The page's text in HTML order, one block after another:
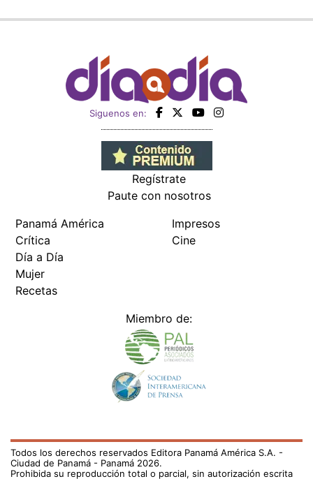
Siguenos en:
Regístrate
Paute con nosotros
Panamá América
Crítica
Día a Día
Mujer
Recetas
Impresos
Cine
Miembro de:
Todos los derechos reservados Editora Panamá América S.A. -
Ciudad de Panamá - Panamá 2026.
Prohibida su reproducción total o parcial, sin autorización escrita